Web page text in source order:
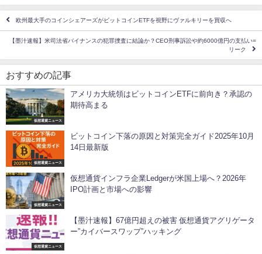
欧州最大手のコインシェアーズがビットコインETFを視野にヴァルキリーを買収へ
【墨汁速報】米司法省バイナンスの犯罪捜査に結論か？CEO刑事訴訟や約6000億円の支払い=
リーク
おすすめの記事
仮想通貨ニュース
アメリカ大統領はビットコインETFに前向き？承認の
期待高まる
仮想通貨ニュース
ビットコイン下落の原因と対策完全ガイド2025年10月
14日最新版
仮想通貨ニュース
仮想通貨インフラ企業Ledgerが米国上場へ？2026年
IPO計画と市場への影響
仮想通貨ニュース
【墨汁速報】67億円超えの被害 仮想通貨アグリゲータ
ー”カイバースワップ”ハッキング